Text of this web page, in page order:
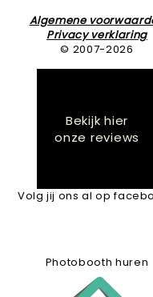
Algemene
Privacy verklaring
© 2007-2026
Bekijk hier
onze reviews
Volg jij ons al op
Photobooth huren